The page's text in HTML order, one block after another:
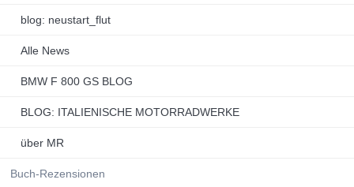
blog: neustart_flut
Alle News
BMW F 800 GS BLOG
BLOG: ITALIENISCHE MOTORRADWERKE
über MR
Buch-Rezensionen